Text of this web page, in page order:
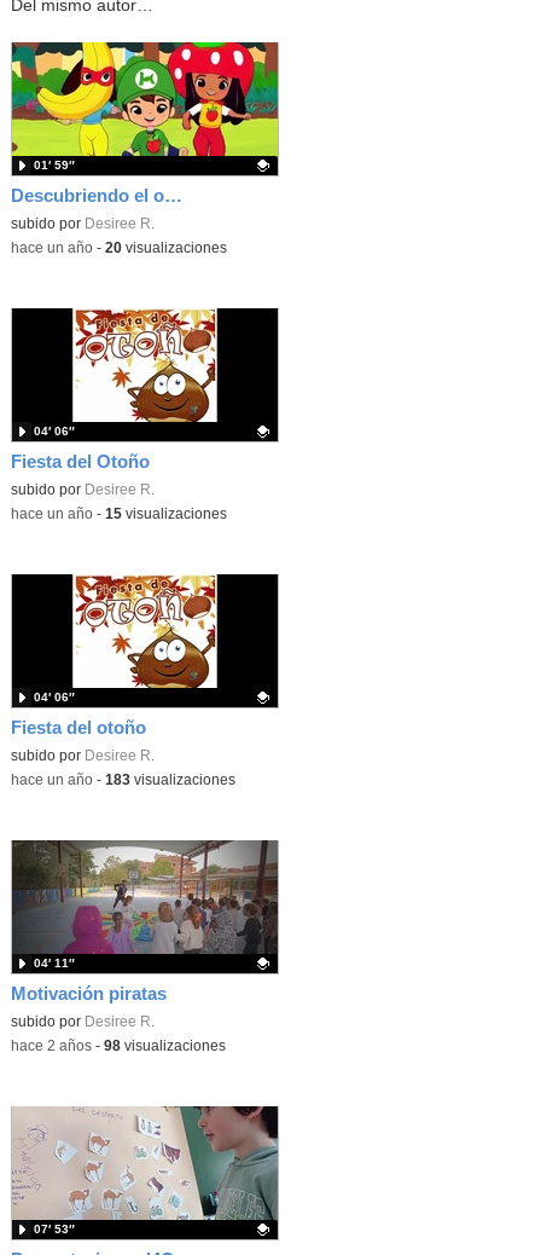
Del mismo autor…
Descubriendo el origen
Contenido educativo.
subido por Desiree R.
01′ 59″
-hace un año- 20visualizaciones
Fiesta del Otoño
Contenido educativo.
subido por Desiree R.
04′ 06″
-hace un año- 15visualizaciones
Fiesta del otoño
Contenido educativo.
subido por Desiree R.
04′ 06″
-hace un año- 183visualizaciones
Motivación piratas
Contenido educativo.
subido por Desiree R.
04′ 11″
-hace 2 años- 98visualizaciones
07′ 53″